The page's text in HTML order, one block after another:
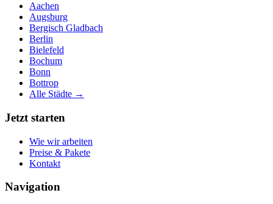
Aachen
Augsburg
Bergisch Gladbach
Berlin
Bielefeld
Bochum
Bonn
Bottrop
Alle Städte →
Jetzt starten
Wie wir arbeiten
Preise & Pakete
Kontakt
Navigation